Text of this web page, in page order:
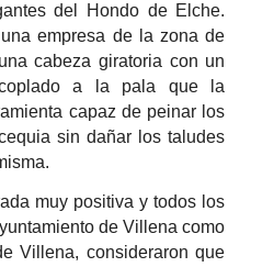
del Hondo de Elche.
empresa de la zona de
cabeza giratoria con un
a la pala que la
capaz de peinar los
sin dañar los taludes
muy positiva y todos los
de Villena como
Villena, consideraron que